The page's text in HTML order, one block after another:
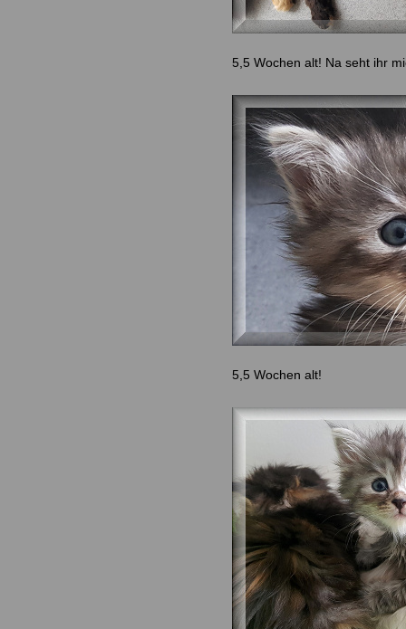
5,5 Wochen alt! Na seht ihr
5,5 Wochen alt!